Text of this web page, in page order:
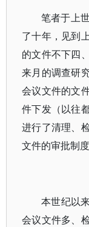
笔者于上
了十年，见到
的文件不下四
来月的调查研
会议文件的文
件下发（以往
进行了清理、
文件的审批制度
本世纪以
会议文件多、